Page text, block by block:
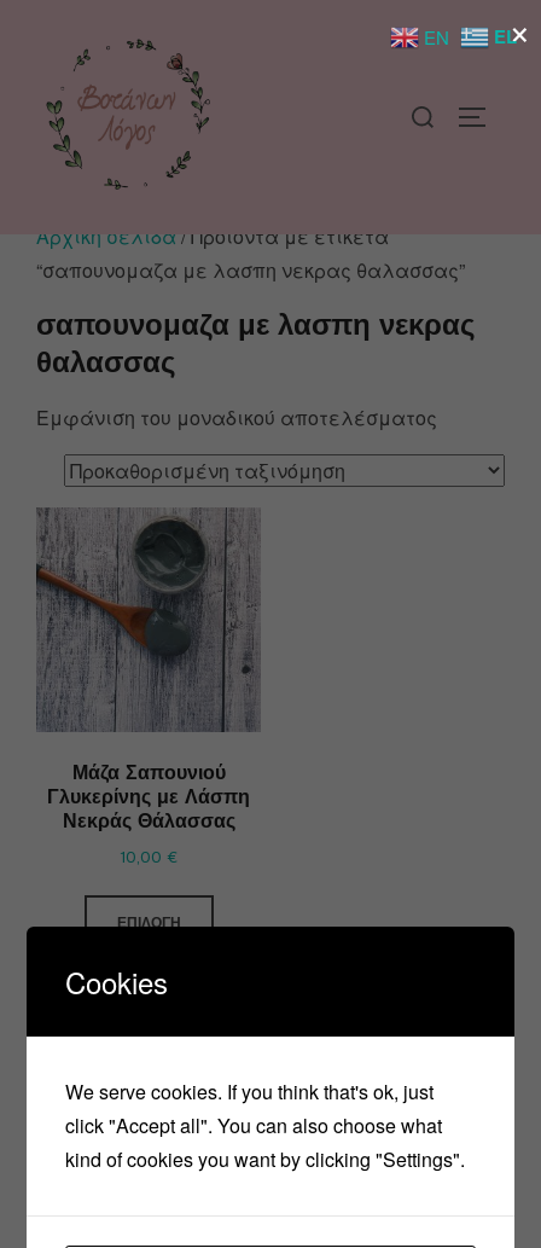
Αρχική σελίδα / Προϊόντα με ετικέτα
“σαπουνομαζα με λασπη νεκρας θαλασσας”
σαπουνομαζα με λασπη νεκρας
θαλασσας
Εμφάνιση του μοναδικού αποτελέσματος
Μάζα Σαπουνιού
Γλυκερίνης με Λάσπη
Νεκράς Θάλασσας
10,00 €
ΕΠΙΛΟΓΉ
×
Cookies
We serve cookies. If you think that's ok, just
click "Accept all". You can also choose what
kind of cookies you want by clicking "Settings".
EN EL